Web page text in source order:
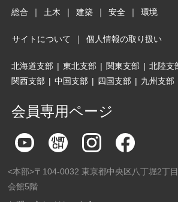
総合 ｜ 土木 ｜ 建築 ｜ 安全 ｜ 環境
サイトについて ｜ 個人情報の取り扱い
北海道支部 | 東北支部 | 関東支部 | 北陸支
関西支部 | 中国支部 | 四国支部 | 九州支部
会員専用ページ
<本部>〒104-0032 東京都中央区八丁堀2丁
会館5階